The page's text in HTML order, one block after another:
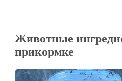
Животные
прикормке